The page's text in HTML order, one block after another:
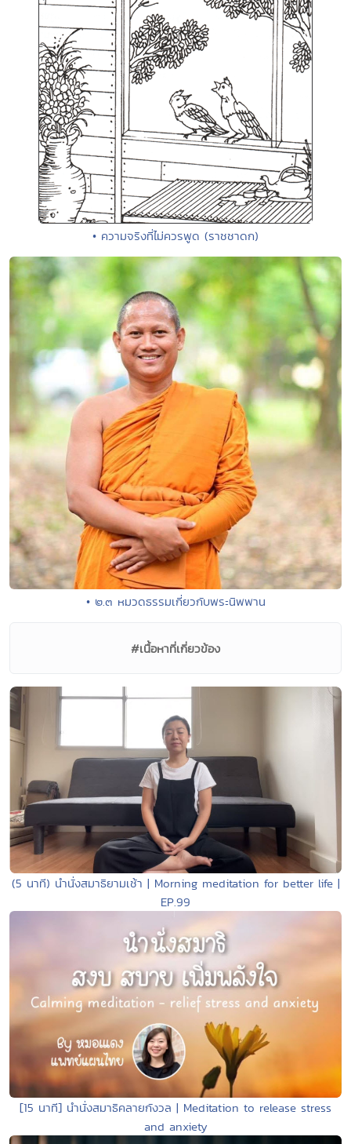
• ความจริงที่ไม่ควรพูด (ราชชาดก)
• ๒.๓ หมวดธรรมเกี่ยวกับพระนิพพาน
#เนื้อหาที่เกี่ยวข้อง
(5 นาที) นำนั่งสมาธิยามเช้า | Morning meditation for better life |
EP.99
[15 นาที] นำนั่งสมาธิคลายกังวล | Meditation to release stress
and anxiety